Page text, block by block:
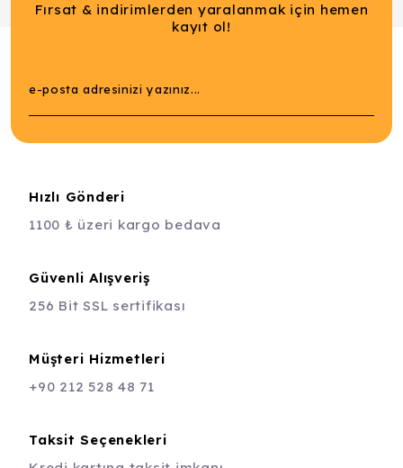
Fırsat & indirimlerden yaralanmak için hemen
kayıt ol!
Hızlı Gönderi
1100 ₺ üzeri kargo bedava
Güvenli Alışveriş
256 Bit SSL sertifikası
Müşteri Hizmetleri
+90 212 528 48 71
Taksit Seçenekleri